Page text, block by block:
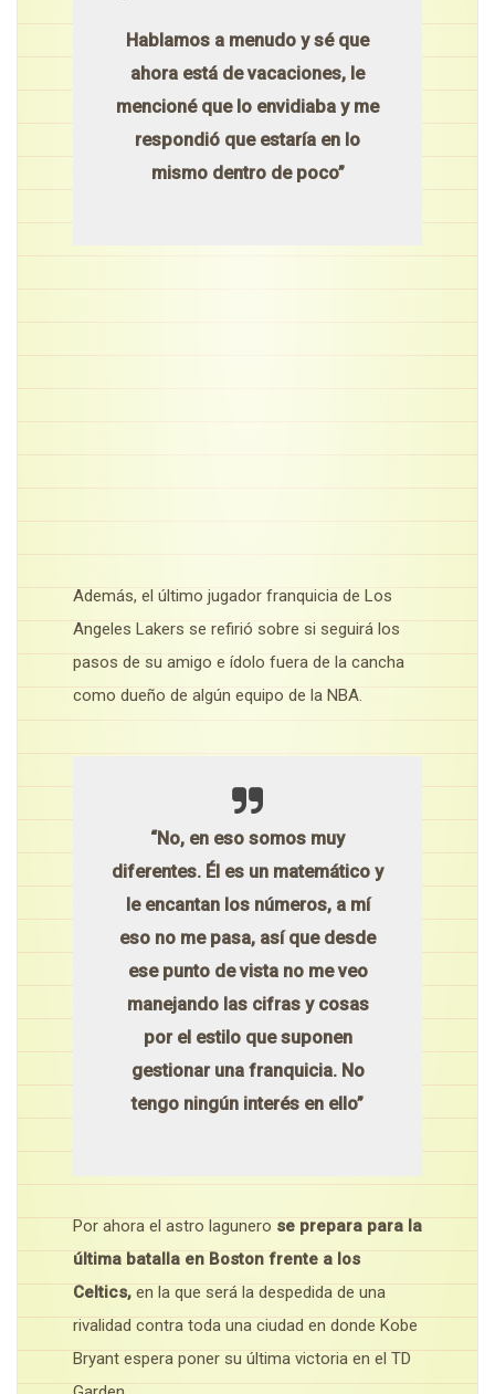
Hablamos a menudo y sé que
ahora está de vacaciones, le
mencioné que lo envidiaba y me
respondió que estaría en lo
mismo dentro de poco”
Además, el último jugador franquicia de Los
Angeles Lakers se refirió sobre si seguirá los
pasos de su amigo e ídolo fuera de la cancha
como dueño de algún equipo de la NBA.
“No, en eso somos muy
diferentes. Él es un matemático y
le encantan los números, a mí
eso no me pasa, así que desde
ese punto de vista no me veo
manejando las cifras y cosas
por el estilo que suponen
gestionar una franquicia. No
tengo ningún interés en ello”
Por ahora el astro lagunero se prepara para la
última batalla en Boston frente a los
Celtics, en la que será la despedida de una
rivalidad contra toda una ciudad en donde Kobe
Bryant espera poner su última victoria en el TD